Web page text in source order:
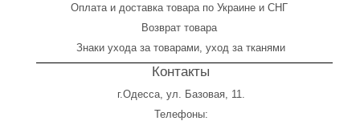
Оплата и доставка товара по Украине и СНГ
Возврат товара
Знаки ухода за товарами, уход за тканями
Контакты
г.Одесса, ул. Базовая, 11.
Телефоны: